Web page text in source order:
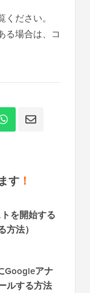
ください。
る場合は、コ
す ！
を開始する
法）
Googleアナ
ルする方法